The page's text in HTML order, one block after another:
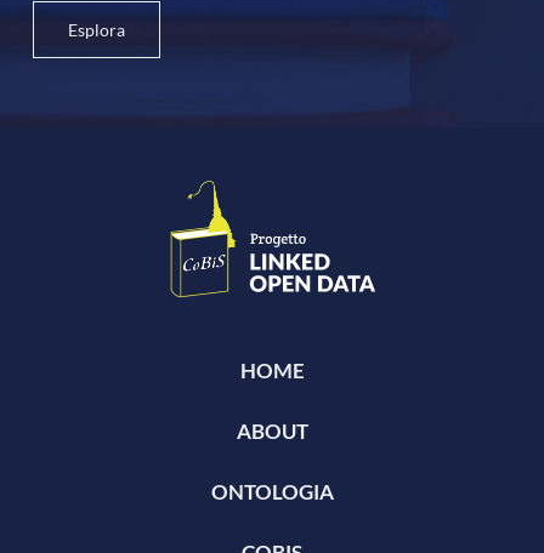
Esplora
HOME
ABOUT
ONTOLOGIA